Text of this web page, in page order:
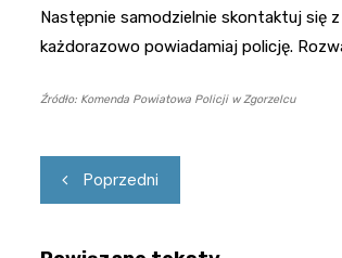
Następnie samodzielnie skontaktuj się
każdorazowo powiadamiaj policję.
Źródło: Komenda Powiatowa Policji w Zgorzelcu
Nawigacja
wpisu
Poprzedni